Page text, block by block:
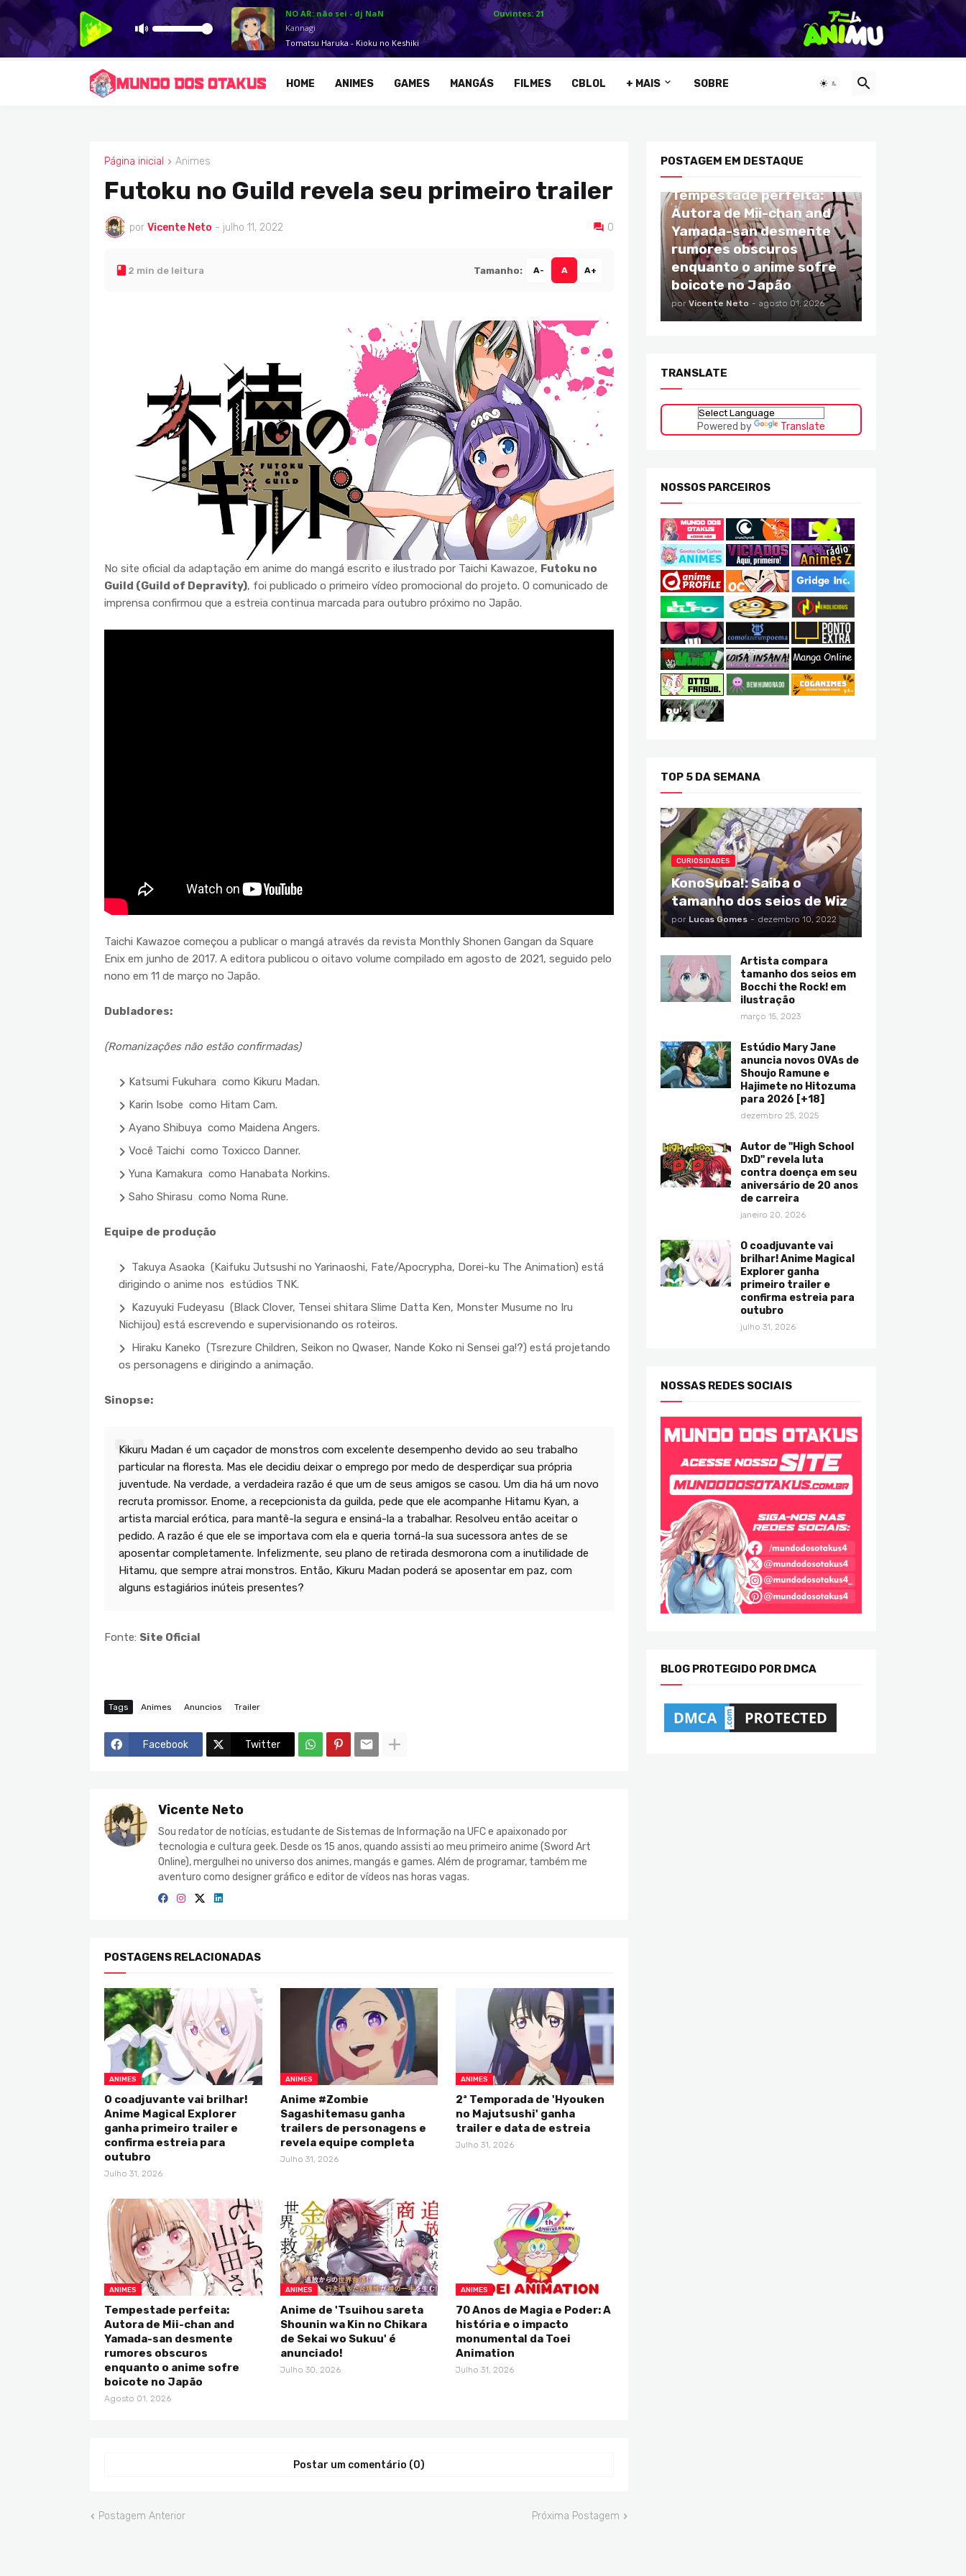
HOME ANIMES GAMES MANGÁS FILMES CBLOL + MAIS SOBRE
Página inicial Animes
ANIMES
Futoku no Guild revela seu primeiro trailer
por Vicente Neto - julho 11, 2022 0
2 min de leitura Tamanho: A- A A+
No site oficial da adaptação em anime do mangá escrito e ilustrado por Taichi Kawazoe, Futoku no
Guild (Guild of Depravity), foi publicado o primeiro vídeo promocional do projeto. O comunicado de
imprensa confirmou que a estreia continua marcada para outubro próximo no Japão.
Taichi Kawazoe começou a publicar o mangá através da revista Monthly Shonen Gangan da Square
Enix em junho de 2017. A editora publicou o oitavo volume compilado em agosto de 2021, seguido pelo
nono em 11 de março no Japão.
Dubladores:
(Romanizações não estão confirmadas)
Katsumi Fukuhara como Kikuru Madan.
Karin Isobe como Hitam Cam.
Ayano Shibuya como Maidena Angers.
Você Taichi como Toxicco Danner.
Yuna Kamakura como Hanabata Norkins.
Saho Shirasu como Noma Rune.
Equipe de produção
Takuya Asaoka (Kaifuku Jutsushi no Yarinaoshi, Fate/Apocrypha, Dorei-ku The Animation) está
dirigindo o anime nos estúdios TNK.
Kazuyuki Fudeyasu (Black Clover, Tensei shitara Slime Datta Ken, Monster Musume no Iru
Nichijou) está escrevendo e supervisionando os roteiros.
Hiraku Kaneko (Tsrezure Children, Seikon no Qwaser, Nande Koko ni Sensei ga!?) está projetando
os personagens e dirigindo a animação.
Sinopse:
Kikuru Madan é um caçador de monstros com excelente desempenho devido ao seu trabalho
particular na floresta. Mas ele decidiu deixar o emprego por medo de desperdiçar sua própria
juventude. Na verdade, a verdadeira razão é que um de seus amigos se casou. Um dia há um novo
recruta promissor. Enome, a recepcionista da guilda, pede que ele acompanhe Hitamu Kyan, a
artista marcial erótica, para mantê-la segura e ensiná-la a trabalhar. Resolveu então aceitar o
pedido. A razão é que ele se importava com ela e queria torná-la sua sucessora antes de se
aposentar completamente. Infelizmente, seu plano de retirada desmorona com a inutilidade de
Hitamu, que sempre atrai monstros. Então, Kikuru Madan poderá se aposentar em paz, com
alguns estagiários inúteis presentes?
Fonte: Site Oficial
Tags Animes Anuncios Trailer
Facebook Twitter
Vicente Neto
Sou redator de notícias, estudante de Sistemas de Informação na UFC e apaixonado por
tecnologia e cultura geek. Desde os 15 anos, quando assisti ao meu primeiro anime (Sword Art
Online), mergulhei no universo dos animes, mangás e games. Além de programar, também me
aventuro como designer gráfico e editor de vídeos nas horas vagas.
POSTAGENS RELACIONADAS
ANIMES
O coadjuvante vai brilhar!
Anime Magical Explorer
ganha primeiro trailer e
confirma estreia para
outubro
Julho 31, 2026
ANIMES
Anime #Zombie
Sagashitemasu ganha
trailers de personagens e
revela equipe completa
Julho 31, 2026
ANIMES
2ª Temporada de 'Hyouken
no Majutsushi' ganha
trailer e data de estreia
Julho 31, 2026
ANIMES
Tempestade perfeita:
Autora de Mii-chan and
Yamada-san desmente
rumores obscuros
enquanto o anime sofre
boicote no Japão
Agosto 01, 2026
ANIMES
Anime de 'Tsuihou sareta
Shounin wa Kin no Chikara
de Sekai wo Sukuu' é
anunciado!
Julho 30, 2026
ANIMES
70 Anos de Magia e Poder: A
história e o impacto
monumental da Toei
Animation
Julho 31, 2026
Postar um comentário (0)
Postagem Anterior Próxima Postagem
POSTAGEM EM DESTAQUE
Tempestade perfeita:
Autora de Mii-chan and
Yamada-san desmente
rumores obscuros
enquanto o anime sofre
boicote no Japão
por Vicente Neto - agosto 01, 2026
TRANSLATE
Powered by Translate
NOSSOS PARCEIROS
TOP 5 DA SEMANA
CURIOSIDADES
KonoSuba!: Saiba o
tamanho dos seios de Wiz
por Lucas Gomes - dezembro 10, 2022
Artista compara
tamanho dos seios em
Bocchi the Rock! em
ilustração
março 15, 2023
Estúdio Mary Jane
anuncia novos OVAs de
Shoujo Ramune e
Hajimete no Hitozuma
para 2026 [+18]
dezembro 25, 2025
Autor de "High School
DxD" revela luta
contra doença em seu
aniversário de 20 anos
de carreira
janeiro 20, 2026
O coadjuvante vai
brilhar! Anime Magical
Explorer ganha
primeiro trailer e
confirma estreia para
outubro
julho 31, 2026
NOSSAS REDES SOCIAIS
BLOG PROTEGIDO POR DMCA